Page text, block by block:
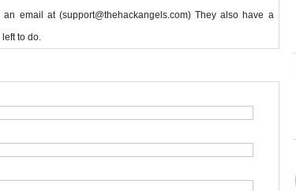
email at (support@thehackangels.com) They also have a
to do.